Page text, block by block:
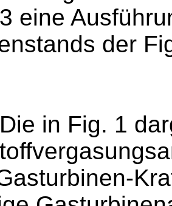
eine
der
Die in Fig. 1